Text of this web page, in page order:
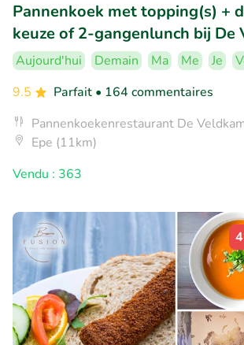
Pannenkoek met topping(s) +
keuze of 2-gangenlunch bij De
Aujourd'hui Demain Ma Me Je
9.5
Parfait • 164 commentaires
Pannenkoekenrestaurant De
Epe (11km)
Vendu : 363